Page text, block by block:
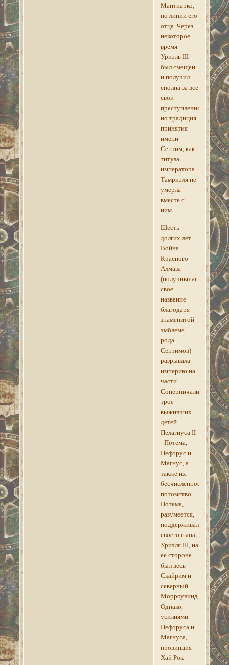
Мантиарко,
по линии его
отца. Через
некоторое
время
Уриэль III
был смещен
и получил
сполна за все
свои
преступления,
но традиция
принятия
имени
Септим, как
титула
императора
Тамриэля не
умерла
вместе с
ним.
Шесть
долгих лет
Война
Красного
Алмаза
(получившая
свое
название
благодаря
знаменитой
эмблеме
рода
Септимов)
разрывала
империю на
части.
Соперничали
трое
выживших
детей
Пелагиуса II
- Потема,
Цефорус и
Магнус, а
также их
бесчисленное
потомство.
Потема,
разумеется,
поддерживала
своего сына,
Уриэля III, на
ее стороне
был весь
Скайрим и
северный
Морроувинд.
Однако,
усилиями
Цефоруса и
Магнуса,
провинция
Хай Рок